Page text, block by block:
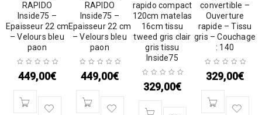
RAPIDO
Inside75 –
Epaisseur 22 cm
– Velours bleu
paon
449,00€
RAPIDO
Inside75 –
Epaisseur 22 cm
– Velours bleu
paon
449,00€
rapido compact
120cm matelas
16cm tissu
tweed gris clair
gris tissu
Inside75
329,00€
convertible –
Ouverture
rapide – Tissu
gris – Couchage
: 140
329,00€